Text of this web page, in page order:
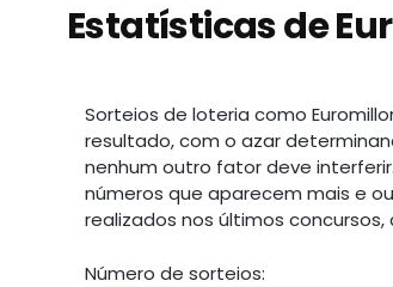
Estatísticas de
Sorteios de loteria como
resultado, com o azar
nenhum outro fator deve
números que aparecem mais e
realizados nos últimos
Número de sorteios: